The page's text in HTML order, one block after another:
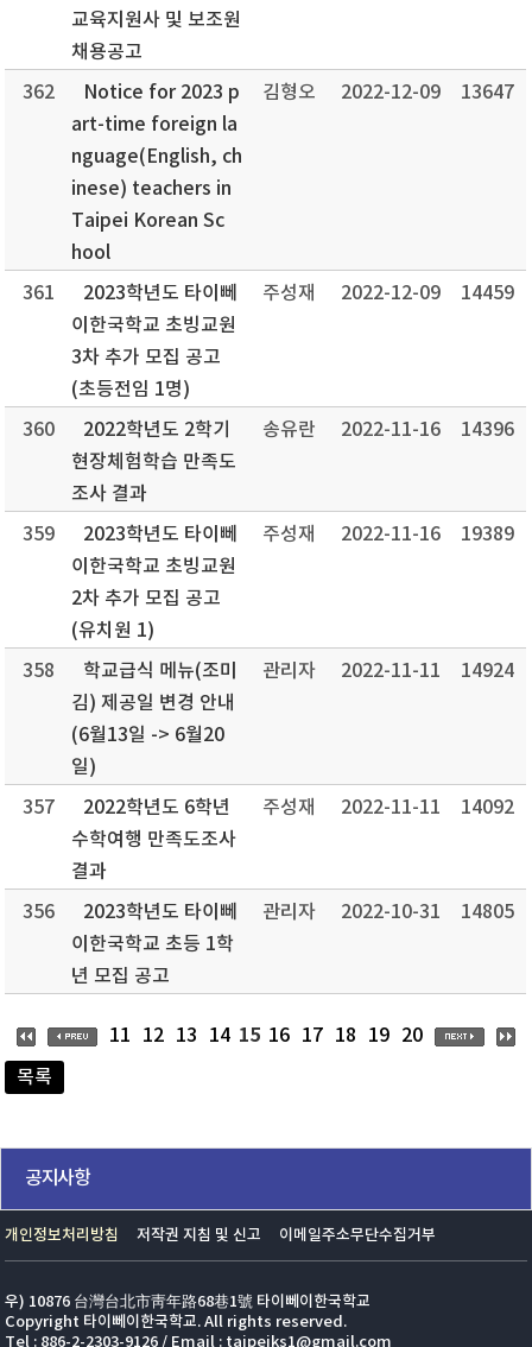
교육지원사 및 보조원
채용공고
362
Notice for 2023 p
art-time foreign la
nguage(English, ch
inese) teachers in
Taipei Korean Sc
hool
김형오 2022-12-09 13647
361
2023학년도 타이뻬
이한국학교 초빙교원
3차 추가 모집 공고
(초등전임 1명)
주성재 2022-12-09 14459
360
2022학년도 2학기
현장체험학습 만족도
조사 결과
송유란 2022-11-16 14396
359
2023학년도 타이뻬
이한국학교 초빙교원
2차 추가 모집 공고
(유치원 1)
주성재 2022-11-16 19389
358
학교급식 메뉴(조미
김) 제공일 변경 안내
(6월13일 -> 6월20
일)
관리자 2022-11-11 14924
357
2022학년도 6학년
수학여행 만족도조사
결과
주성재 2022-11-11 14092
356
2023학년도 타이뻬
이한국학교 초등 1학
년 모집 공고
관리자 2022-10-31 14805
11 12 13 14 15 16 17 18 19
20
목록
공지사항
개인정보처리방침 저작권 지침 및 신고 이메일주소무단수집거부
우) 10876 台灣台北市靑年路68巷1號 타이뻬이한국학교
Copyright 타이뻬이한국학교. All rights reserved.
Tel : 886-2-2303-9126 / Email : taipeiks1@gmail.com